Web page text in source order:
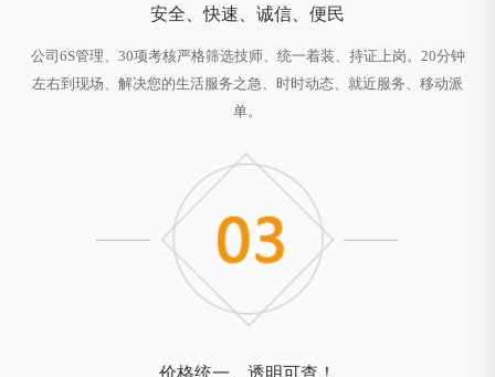
安全、快速、诚信、便民
公司6S管理、30项考核严格筛选技师、统一着装、持证上岗。20分钟
左右到现场、解决您的生活服务之急、时时动态、就近服务、移动派
单。
价格统一、透明可查！